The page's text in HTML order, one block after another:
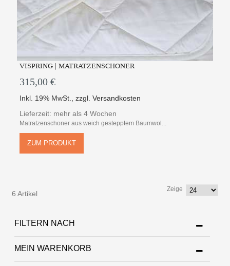
VISPRING | MATRATZENSCHONER
315,00 €
Inkl. 19% MwSt. ,zzgl.Versandkosten
Lieferzeit: mehr als 4 Wochen
Matratzenschoner aus weich gestepptem Baumwol...
ZUM PRODUKT
6 Artikel
Zeige
FILTERN NACH
MEIN WARENKORB